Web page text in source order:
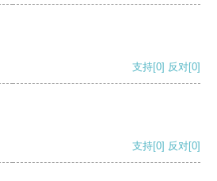
支持[0] 反对[0]
支持[0] 反对[0]